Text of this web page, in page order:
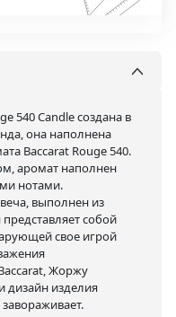
540 Candle создана в
она наполнена
Baccarat Rouge 540.
аромат наполнен
нотами.
выполнен из
собой
свое игрой
Жоржу
дизайн изделия